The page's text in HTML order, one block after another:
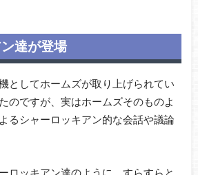
達が登場
としてホームズが取り上げられてい
のですが、実はホームズそのものよ
るシャーロッキアン的な会話や議論
ロッキアン達のように、すらすらと